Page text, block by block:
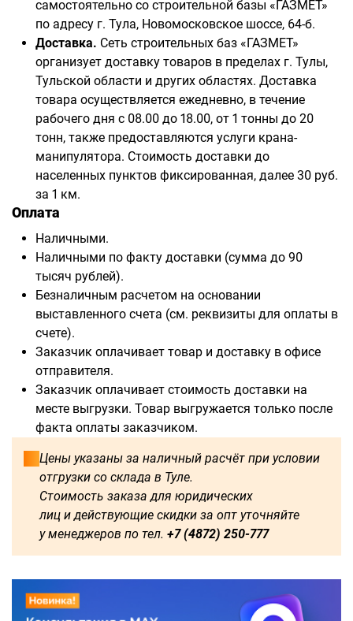
самостоятельно со строительной базы «ГАЗМЕТ»
по адресу г. Тула, Новомосковское шоссе, 64-б.
Доставка. Сеть строительных баз «ГАЗМЕТ»
организует доставку товаров в пределах г. Тулы,
Тульской области и других областях. Доставка
товара осуществляется ежедневно, в течение
рабочего дня с 08.00 до 18.00, от 1 тонны до 20
тонн, также предоставляются услуги крана-
манипулятора. Стоимость доставки до
населенных пунктов фиксированная, далее 30 руб.
за 1 км.
Оплата
Наличными.
Наличными по факту доставки (сумма до 90
тысяч рублей).
Безналичным расчетом на основании
выставленного счета (см. реквизиты для оплаты в
счете).
Заказчик оплачивает товар и доставку в офисе
отправителя.
Заказчик оплачивает стоимость доставки на
месте выгрузки. Товар выгружается только после
факта оплаты заказчиком.
Цены указаны за наличный расчёт при условии
отгрузки со склада в Туле.
Стоимость заказа для юридических
лиц и действующие скидки за опт уточняйте
у менеджеров по тел. +7 (4872) 250-777
1750 1800 2000 2250
3000 3250
3500 3750 4000 4250
4500 4750 5000 5250